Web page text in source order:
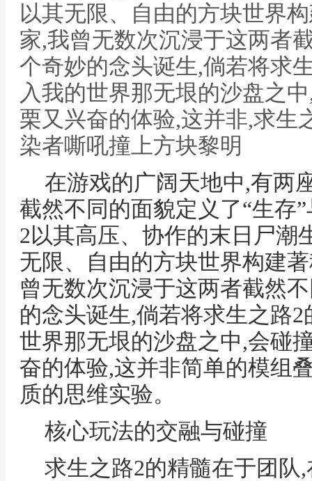
以其无限、自由的方块世界
家,我曾无数次沉浸于这两者
个奇妙的念头诞生,倘若将求
入我的世界那无垠的沙盘之
栗又兴奋的体验,这并非,求生
染者嘶吼撞上方块黎明
在游戏的广阔天地中,有两
截然不同的面貌定义了“生存
2以其高压、协作的末日尸潮
无限、自由的方块世界构建
曾无数次沉浸于这两者截然
的念头诞生,倘若将求生之路
世界那无垠的沙盘之中,会碰
奋的体验,这并非简单的模组
质的思维实验。
核心玩法的交融与碰撞
求生之路2的精髓在于团队